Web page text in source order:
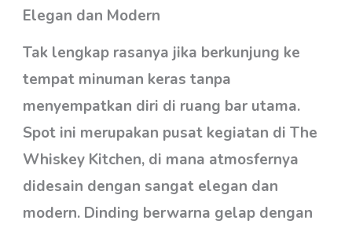
Elegan dan Modern
Tak lengkap rasanya jika berkunjung ke
tempat minuman keras tanpa
menyempatkan diri di ruang bar utama.
Spot ini merupakan pusat kegiatan di The
Whiskey Kitchen, di mana atmosfernya
didesain dengan sangat elegan dan
modern. Dinding berwarna gelap dengan